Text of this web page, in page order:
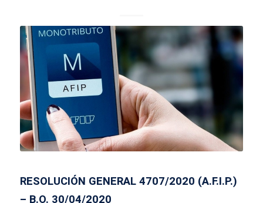
RESOLUCIÓN GENERAL 4707/2020 (A.F.I.P.)
– B.O. 30/04/2020